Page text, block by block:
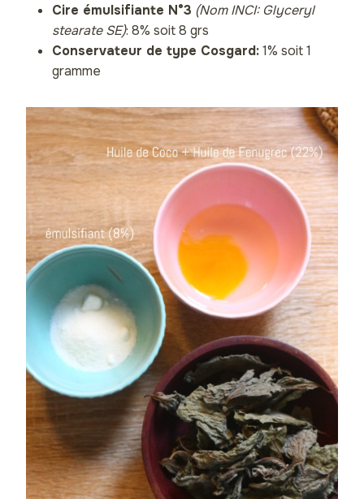
Cire émulsifiante N°3 (Nom INCI: Glyceryl
stearate SE): 8% soit 8 grs
Conservateur de type Cosgard:1% soit 1
gramme